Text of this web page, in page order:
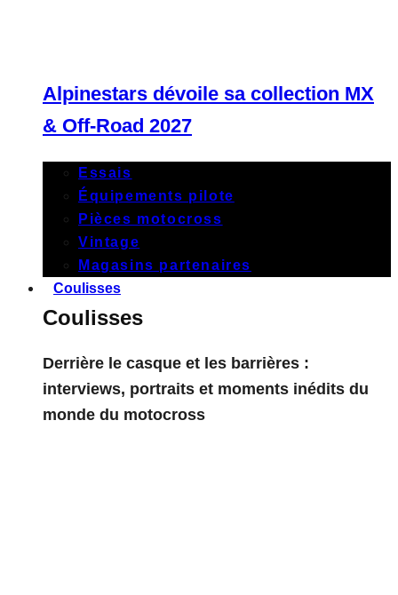
Alpinestars dévoile sa collection MX
& Off-Road 2027
Essais
Équipements pilote
Pièces motocross
Vintage
Magasins partenaires
Coulisses
Coulisses
Derrière le casque et les barrières :
interviews, portraits et moments inédits du
monde du motocross